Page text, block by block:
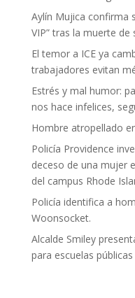
Aylín Mujica confirma
VIP” tras la muerte
El temor a ICE ya
trabajadores evitan
Estrés y mal humor:
nos hace infelices,
Hombre atropellado
Policía Providence
deceso de una mujer
del campus Rhode
Policía identifica a
Woonsocket.
Alcalde Smiley
para escuelas